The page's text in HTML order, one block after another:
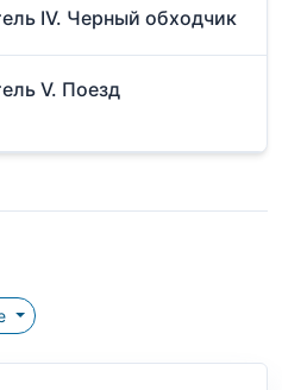
IV. Черный обходчик
V. Поезд